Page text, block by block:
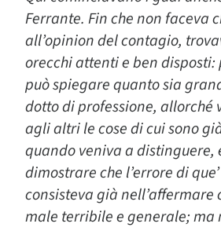
Ferrante. Fin che non faceva
all’opinion del contagio,
orecchi attenti e ben disposti:
può spiegare quanto sia
dotto di professione, allorché
agli altri le cose di cui sono
quando veniva a distinguere,
dimostrare che l’errore di
consisteva già nell’affermare
male terribile e generale; ma